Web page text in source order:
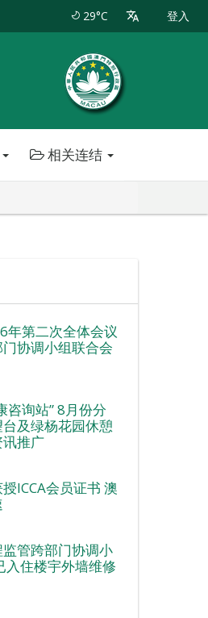
29°C 登入
相关连结
年第二次全体会议
协调小组联合会
咨询站” 8月份分
及绿杨花园休憩
推广
ICCA会员证书 澳
管跨部门协调小
入住楼宇外墙维修